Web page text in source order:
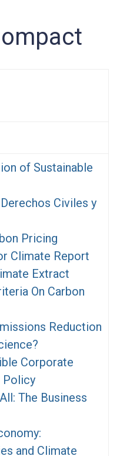
of Sustainable
Civiles y
Pricing
Climate Report
Extract
On Carbon
Reduction
Corporate
Policy
The Business
and Climate